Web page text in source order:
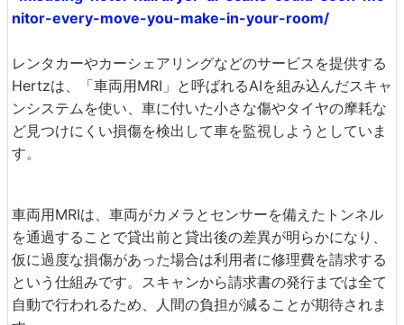
nitor-every-move-you-make-in-your-room/
レンタカーやカーシェアリングなどのサービスを提供する
Hertzは、「車両用MRI」と呼ばれるAIを組み込んだスキャ
ンシステムを使い、車に付いた小さな傷やタイヤの摩耗な
ど見つけにくい損傷を検出して車を監視しようとしていま
す。
車両用MRIは、車両がカメラとセンサーを備えたトンネル
を通過することで貸出前と貸出後の差異が明らかになり、
仮に過度な損傷があった場合は利用者に修理費を請求する
という仕組みです。スキャンから請求書の発行までは全て
自動で行われるため、人間の負担が減ることが期待されま